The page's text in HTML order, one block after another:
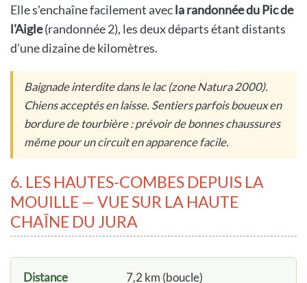
Elle s'enchaîne facilement avecla randonnée du Pic de
l'Aigle(randonnée 2), les deux départs étant distants
d'une dizaine de kilomètres.
Baignade interdite dans le lac (zone Natura 2000).
Chiens acceptés en laisse. Sentiers parfois boueux en
bordure de tourbière : prévoir de bonnes chaussures
même pour un circuit en apparence facile.
6. LES HAUTES-COMBES DEPUIS LA
MOUILLE — VUE SUR LA HAUTE
CHAÎNE DU JURA
Distance
7,2 km (boucle)